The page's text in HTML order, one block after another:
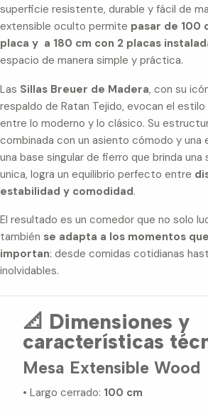
superficie resistente, durable y fácil de
extensible oculto permite pasar de 100
placa y a 180 cm con 2 placas
espacio de manera simple y práctica.
Las Sillas Breuer de Madera, con su
respaldo de Ratan Tejido, evocan el
entre lo moderno y lo clásico. Su
combinada con un asiento cómodo y una
una base singular de fierro que brinda
unica, logra un equilibrio perfecto entre
estabilidad y comodidad.
El resultado es un comedor que no solo
también se adapta a los momentos
importan: desde comidas cotidianas
inolvidables.
📐 Dimensiones y
características
Mesa Extensible Wood
• Largo cerrado: 100 cm